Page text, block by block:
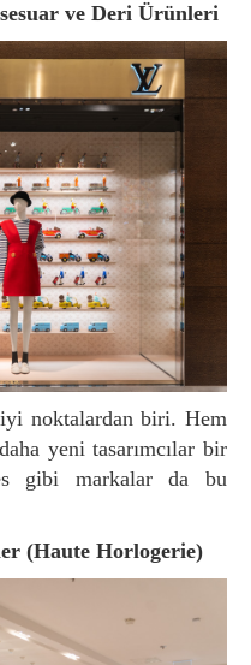
ve Deri Ürünleri
yeni tasarımcılar bir
gibi markalar da bu
(Haute Horlogerie)